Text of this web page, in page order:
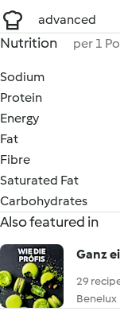
advanced
Nutrition per 1
Sodium
Protein
Energy
Fat
Fibre
Saturated Fat
Carbohydrates
Also featured in
Ganz
29
Benelux